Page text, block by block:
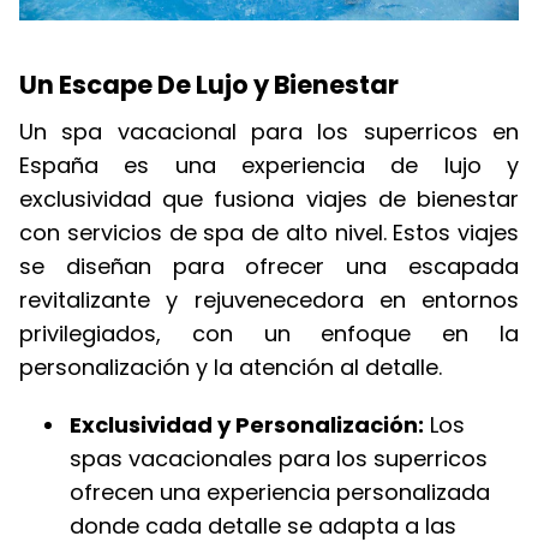
Un Escape De Lujo y Bienestar
Un spa vacacional para los superricos en
España es una experiencia de lujo y
exclusividad que fusiona viajes de bienestar
con servicios de spa de alto nivel. Estos viajes
se diseñan para ofrecer una escapada
revitalizante y rejuvenecedora en entornos
privilegiados, con un enfoque en la
personalización y la atención al detalle.
Exclusividad y Personalización: Los
spas vacacionales para los superricos
ofrecen una experiencia personalizada
donde cada detalle se adapta a las